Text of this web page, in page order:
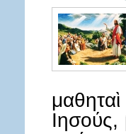
Ιησούς,